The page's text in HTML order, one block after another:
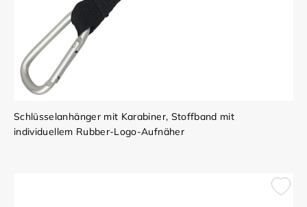
Schlüsselanhänger mit Karabiner, Stoffband mit
individuellem Rubber-Logo-Aufnäher